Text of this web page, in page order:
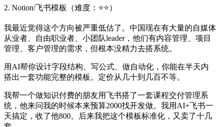
2. Notion/飞书模板（难度：⭐⭐）
我最近觉得这个方向被严重低估了。中国现在有大量的自媒体
从业者、自由职业者、小团队leader，他们有内容管理、项目
管理、客户管理的需求，但根本没精力去搭系统。
用AI帮你设计字段结构、写公式、做自动化，你能在半天内
搭出一套功能完整的模板。定价从几十到几百不等。
我帮一个做知识付费的朋友用飞书搭了一套课程交付管理系
统，他来问我的时候本来预算2000找开发做。我用AI+飞书一
天搞定，收了他800。后来我把这个模板标准化，又卖了十几